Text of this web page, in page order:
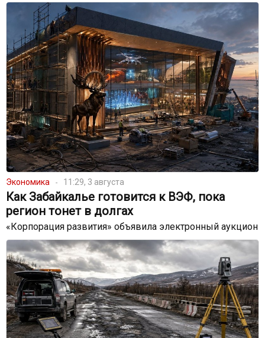
Экономика 11:29, 3 августа
Как Забайкалье готовится к ВЭФ, пока
регион тонет в долгах
«Корпорация развития» объявила электронный аукцион